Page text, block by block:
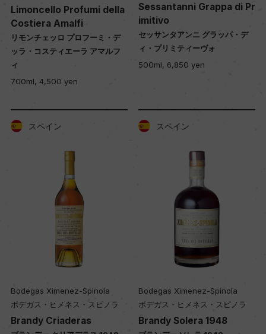
Limoncello Profumi della
Costiera Amalfi
リモンチェッロ プロフーミ・デ
ッラ・コスティエーラ アマルフ
ィ
700ml, 4,500 yen
Sessantanni Grappa di Pr
imitivo
セッサンタアンニ グラッパ・デ
ィ・プリミティーヴォ
500ml, 6,850 yen
スペイン
Bodegas Ximenez-Spinola
ボデガス・ヒメネス・スピノラ
Brandy Criaderas
スペイン
Bodegas Ximenez-Spinola
ボデガス・ヒメネス・スピノラ
Brandy Solera 1948